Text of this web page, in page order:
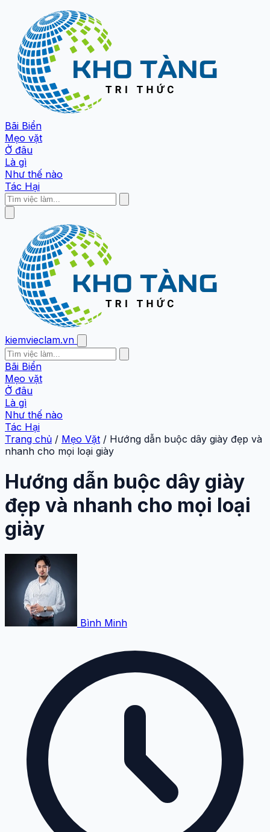
Bãi Biển
Mẹo vặt
Ở đâu
Là gì
Như thế nào
Tác Hại
kiemvieclam.vn
Bãi Biển
Mẹo vặt
Ở đâu
Là gì
Như thế nào
Tác Hại
Trang chủ / Mẹo Vặt / Hướng dẫn buộc dây giày đẹp và
nhanh cho mọi loại giày
Hướng dẫn buộc dây giày
đẹp và nhanh cho mọi loại
giày
Bình Minh